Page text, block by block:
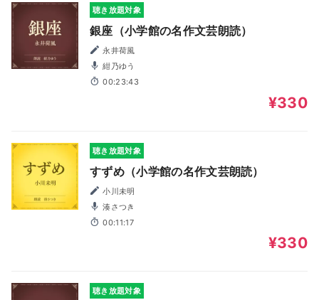
聴き放題対象
銀座（小学館の名作文芸朗読）
永井荷風
紺乃ゆう
00:23:43
¥330
聴き放題対象
すずめ（小学館の名作文芸朗読）
小川未明
湊さつき
00:11:17
¥330
聴き放題対象